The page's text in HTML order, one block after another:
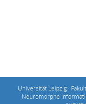
Universität Leipzig ·
Neuromorphe